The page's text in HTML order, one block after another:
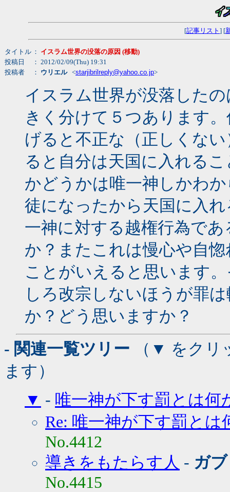
[記事リスト ] [
タイトル ： イスラム世界の没落の原因 (移動)
投稿日
： 2012/02/09(Thu) 19:31
投稿者
： ウリエル<starjibrilreply@yahoo.co.jp>
イスラム世界が没落した
きく分けて５つあります
げると不正な（正しくな
ると自分は天国に入れる
かどうかは唯一神しかわ
徒になったから天国に入
一神に対する越権行為で
か？またこれは慢心や自
ことがいえると思います
しろ改宗しないほうが罪
か？どう思いますか？
- 関連一覧ツリー （▼ をクリ
ます）
▼ - 唯一神が下す罰とは何
Re: 唯一神が下す罰とは
No.4412
導きをもたらす人 - ガ
No.4415